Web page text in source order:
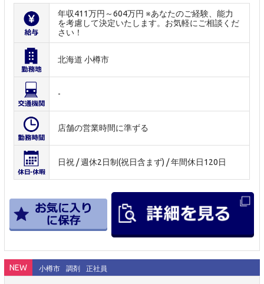
年収411万円～604万円 ※あなたのご経験、能力
を考慮して決定いたします。お気軽にご相談くだ
さい！
北海道 小樽市
-
店舗の営業時間に準ずる
日祝 / 週休2日制(祝日含まず) / 年間休日120日
NEW 小樽市 調剤 正社員